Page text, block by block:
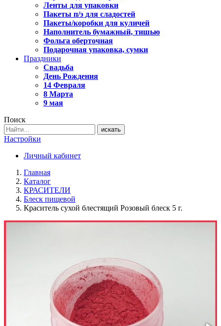
Ленты для упаковки
Пакеты п/э для сладостей
Пакеты/коробки для куличей
Наполнитель бумажный, тишью
Фольга оберточная
Подарочная упаковка, сумки
Праздники
Свадьба
День Рождения
14 Февраля
8 Марта
9 мая
Поиск
искать
Настройки
Личный кабинет
Главная
Каталог
КРАСИТЕЛИ
Блеск пищевой
Краситель сухой блестящий Розовый блеск 5 г.